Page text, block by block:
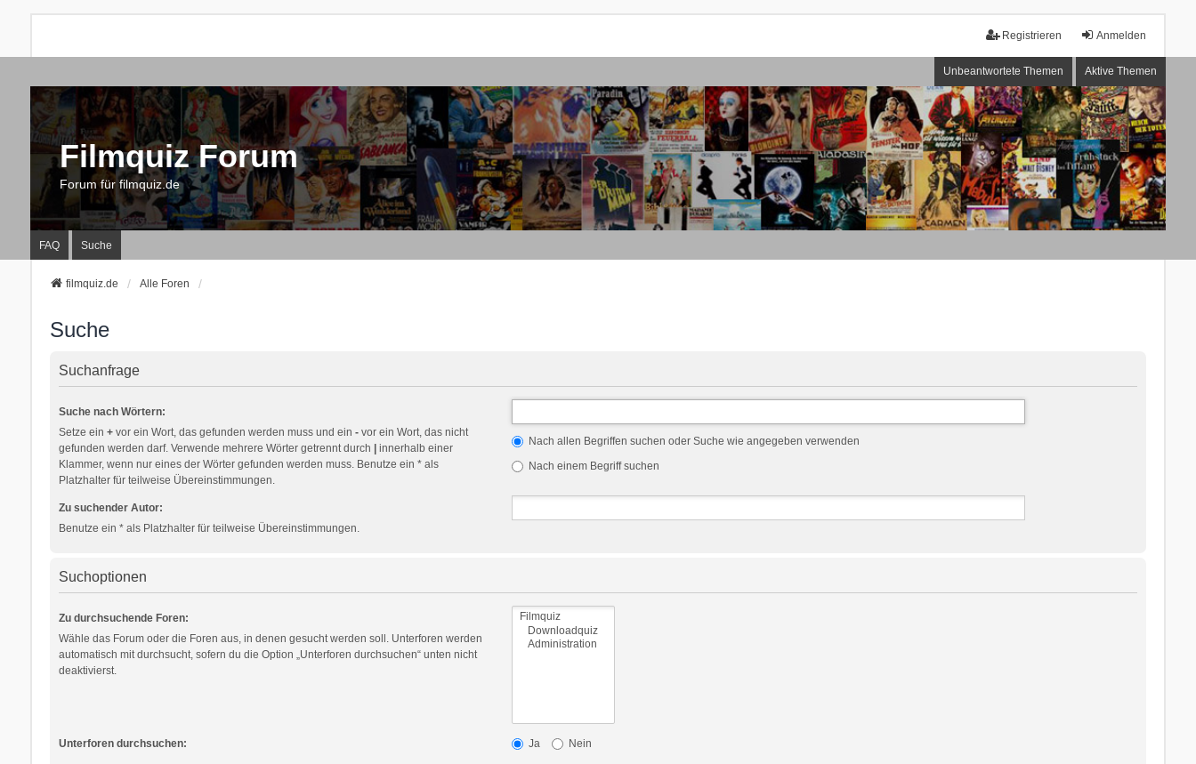
Anmelden
Registrieren
Unbeantwortete Themen Aktive Themen
Filmquiz Forum
Forum für filmquiz.de
FAQ Suche
filmquiz.de Alle Foren
Suche
Suchanfrage
Suche nach Wörtern:
Setze ein +vor ein Wort, das gefunden werden muss und ein -vor ein Wort, das nicht
gefunden werden darf. Verwende mehrere Wörter getrennt durch
innerhalb einer
Klammer, wenn nur eines der Wörter gefunden werden muss. Benutze ein * als
Platzhalter für teilweise Übereinstimmungen.
Nach allen Begriffen suchen oder Suche wie angegeben verwenden
Nach einem Begriff suchen
Zu suchender Autor:
Benutze ein * als Platzhalter für teilweise Übereinstimmungen.
Suchoptionen
Zu durchsuchende Foren:
Wähle das Forum oder die Foren aus, in denen gesucht werden soll. Unterforen werden
automatisch mit durchsucht, sofern du die Option „Unterforen durchsuchen“ unten nicht
deaktivierst.
Unterforen durchsuchen: Ja Nein